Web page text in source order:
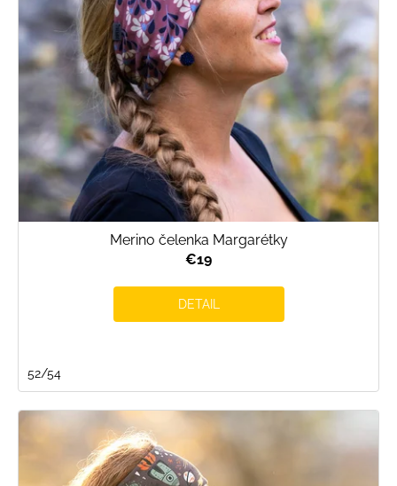
Merino čelenka Margarétky
€19
DETAIL
52/54